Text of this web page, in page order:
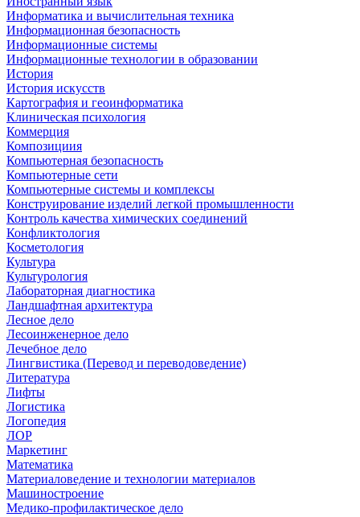
Информатика и вычислительная техника
Информационная безопасность
Информационные системы
Информационные технологии в образовании
История
История искусств
Картография и геоинформатика
Клиническая психология
Коммерция
Композициия
Компьютерная безопасность
Компьютерные сети
Компьютерные системы и комплексы
Конструирование изделий легкой промышленности
Контроль качества химических соединений
Конфликтология
Косметология
Культура
Культурология
Лабораторная диагностика
Ландшафтная архитектура
Лесное дело
Лесоинженерное дело
Лечебное дело
Лингвистика (Перевод и переводоведение)
Литература
Лифты
Логистика
Логопедия
ЛОР
Маркетинг
Математика
Материаловедение и технологии материалов
Машиностроение
Медико-профилактическое дело